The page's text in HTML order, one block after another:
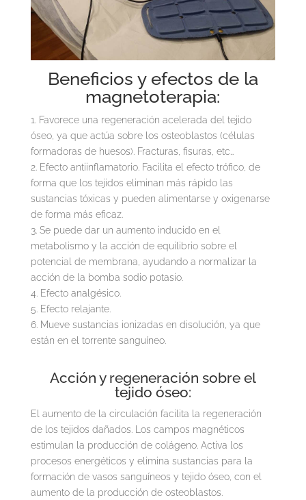
Beneficios y efectos de la
magnetoterapia:
1. Favorece una regeneración acelerada del tejido
óseo, ya que actúa sobre los osteoblastos (células
formadoras de huesos). Fracturas, fisuras, etc…
2. Efecto antiinflamatorio. Facilita el efecto trófico, de
forma que los tejidos eliminan más rápido las
sustancias tóxicas y pueden alimentarse y oxigenarse
de forma más eficaz.
3. Se puede dar un aumento inducido en el
metabolismo y la acción de equilibrio sobre el
potencial de membrana, ayudando a normalizar la
acción de la bomba sodio potasio.
4. Efecto analgésico.
5. Efecto relajante.
6. Mueve sustancias ionizadas en disolución, ya que
están en el torrente sanguíneo.
Acción y regeneración sobre el
tejido óseo:
El aumento de la circulación facilita la regeneración
de los tejidos dañados. Los campos magnéticos
estimulan la producción de colágeno. Activa los
procesos energéticos y elimina sustancias para la
formación de vasos sanguíneos y tejido óseo, con el
aumento de la producción de osteoblastos.